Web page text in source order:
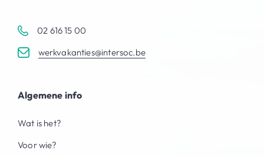
02 616 15 00
werkvakanties@intersoc.be
Algemene info
Wat is het?
Voor wie?